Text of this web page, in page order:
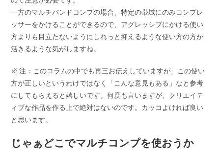
一方のマルチバンドコンプの場合、特定の帯域にのみコンプレ
ッサーをかけることができるので、アグレッシブにかける使い
方よりも目立たないようにしれっと抑えるような使い方の方が
活きるような気がしますね。
※ 注：このコラムの中でも再三お伝えしていますが、この使い
方が正しいというわけではなく「こんな意見もある」なと参考
にしてもらえると嬉しいです。何度も言いますが、クリエイテ
ィブな作品を作る上で絶対はないのです。カッコよければ良い
と思います。
じゃぁどこでマルチコンプを使おうか